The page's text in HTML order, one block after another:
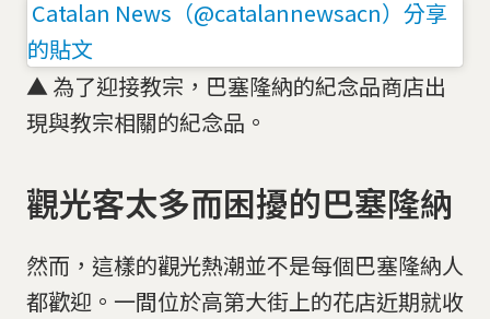
Catalan News（@catalannewsacn）分享
的貼文
▲ 為了迎接教宗，巴塞隆納的紀念品商店出
現與教宗相關的紀念品。
觀光客太多而困擾的巴塞隆納
然而，這樣的觀光熱潮並不是每個巴塞隆納人
都歡迎。一間位於高第大街上的花店近期就收